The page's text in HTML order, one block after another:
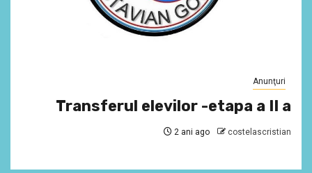
Anunţuri
Transferul elevilor -etapa a II a
2 ani ago costelascristian